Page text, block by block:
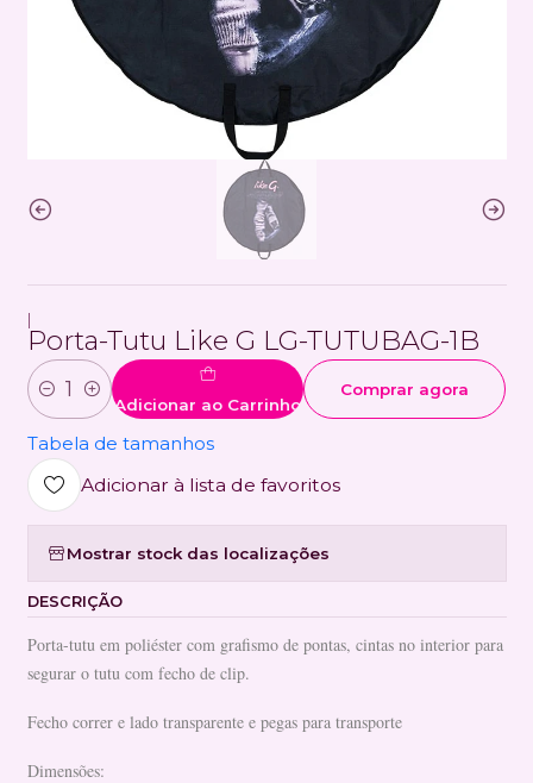
Porta-Tutu Like G LG-TUTUBAG-1B
QuantidadeAdicionar ao Carrinho
Comprar agora
Tabela de tamanhos
Adicionar à lista de favoritos
Mostrar stock das localizações
DESCRIÇÃO
Porta-tutu em poliéster com grafismo de pontas, cintas no interior para
segurar o tutu com fecho de clip.
Fecho correr e lado transparente e pegas para transporte
Dimensões: